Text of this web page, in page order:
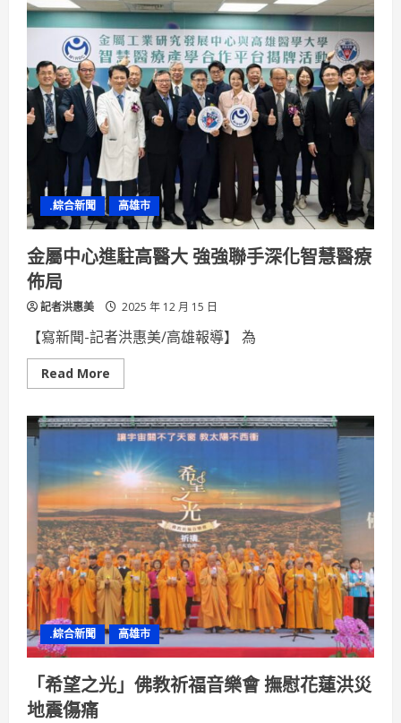
署
樂
見
鯨
鯊
升
列
CITES
附
錄
一
我
國
育
制
度
與
國
際
標
準
.綜合新聞 高雄市
金屬中心進駐高醫大 強強聯手深化智慧醫療
佈局
記者洪惠美 2025 年 12 月 15 日
【寫新聞-記者洪惠美/高雄報導】 為
Read More
more
屬
中
心
進
駐
高
醫
大
強
強
聯
手
深
化
智
慧
醫
療
佈
局
.綜合新聞 高雄市
「希望之光」佛教祈福音樂會 撫慰花蓮洪災
地震傷痛